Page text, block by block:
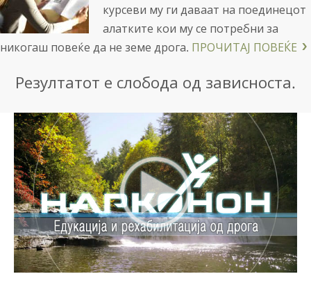
курсеви му ги даваат на поединецот
алатките кои му се потребни за
никогаш повеќе да не земе дрога. ПРОЧИТАЈ ПОВЕЌЕ
Резултатот е слобода од зависноста.